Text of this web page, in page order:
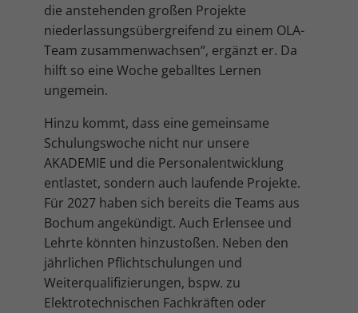
die anstehenden großen Projekte
niederlassungsübergreifend zu einem OLA-
Team zusammenwachsen“, ergänzt er. Da
hilft so eine Woche geballtes Lernen
ungemein.
Hinzu kommt, dass eine gemeinsame
Schulungswoche nicht nur unsere
AKADEMIE und die Personalentwicklung
entlastet, sondern auch laufende Projekte.
Für 2027 haben sich bereits die Teams aus
Bochum angekündigt. Auch Erlensee und
Lehrte könnten hinzustoßen. Neben den
jährlichen Pflichtschulungen und
Weiterqualifizierungen, bspw. zu
Elektrotechnischen Fachkräften oder